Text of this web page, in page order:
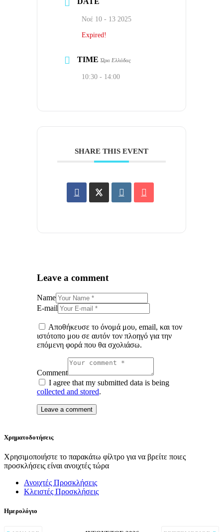
Νοέ 10 - 13 2025
Expired!
TIME Ώρα Ελλάδας
10:30 - 14:00
SHARE THIS EVENT
Leave a comment
Name
E-mail
Αποθήκευσε το όνομά μου, email, και τον
ιστότοπο μου σε αυτόν τον πλοηγό για την
επόμενη φορά που θα σχολιάσω.
Comment
I agree that my submitted data is being
collected and stored.
Χρηματοδοτήσεις
Χρησιμοποιήστε το παρακάτω φίλτρο για να βρείτε ποιες
προσκλήσεις είναι ανοιχτές τώρα
Ανοιχτές Προσκλήσεις
Κλειστές Προσκλήσεις
Ημερολόγιο